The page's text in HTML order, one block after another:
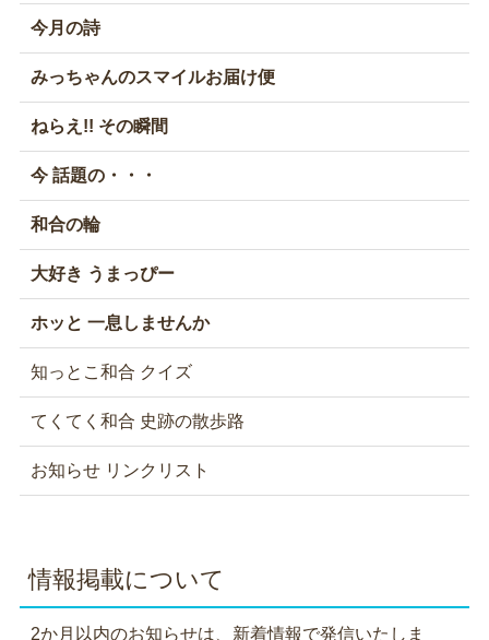
今月の詩
みっちゃんのスマイルお届け便
ねらえ!! その瞬間
今 話題の・・・
和合の輪
大好き うまっぴー
ホッと 一息しませんか
知っとこ和合 クイズ
てくてく和合 史跡の散歩路
お知らせ リンクリスト
情報掲載について
2か月以内のお知らせは、新着情報で発信いたしま